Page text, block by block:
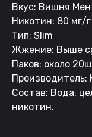
Вкус: Вишня
Никотин: 80 мг/г
Тип: Slim
Жжение: Выше
Паков: около
Производитель:
Состав: Вода,
никотин.